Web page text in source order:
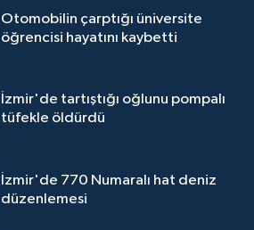
Otomobilin çarptığı üniversite
öğrencisi hayatını kaybetti
İzmir'de tartıştığı oğlunu pompalı
tüfekle öldürdü
İzmir'de 770 Numaralı hat deniz
düzenlemesi